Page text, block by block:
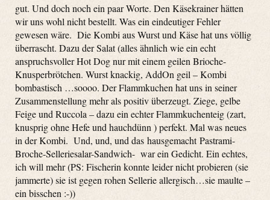
gut. Und doch noch ein paar Worte. Den Käsekrainer hätten
wir uns wohl nicht bestellt. Was ein eindeutiger Fehler
gewesen wäre. Die Kombi aus Wurst und Käse hat uns völlig
überrascht. Dazu der Salat (alles ähnlich wie ein echt
anspruchsvoller Hot Dog nur mit einem geilen Brioche-
Knusperbrötchen. Wurst knackig, AddOn geil – Kombi
bombastisch …soooo. Der Flammkuchen hat uns in seiner
Zusammenstellung mehr als positiv überzeugt. Ziege, gelbe
Feige und Ruccola – dazu ein echter Flammkuchenteig (zart,
knusprig ohne Hefe und hauchdünn ) perfekt. Mal was neues
in der Kombi. Und, und, und das hausgemacht Pastrami-
Broche-Selleriesalar-Sandwich- war ein Gedicht. Ein echtes,
ich will mehr (PS: Fischerin konnte leider nicht probieren (sie
jammerte) sie ist gegen rohen Sellerie allergisch…sie maulte –
ein bisschen :-))